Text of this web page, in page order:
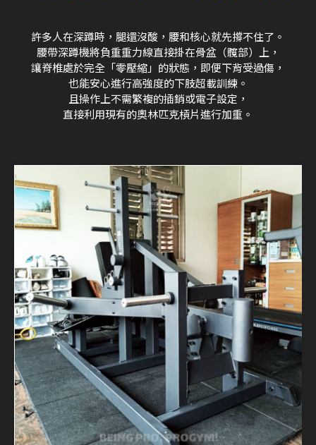
許多人在深蹲時，腿還沒酸，腰和核心就先撐不住了。
腰帶深蹲機將負重重力線直接掛在骨盆（髖部）上，
讓脊椎處於完全「零壓縮」的狀態，即便下背受過傷，
也能安心進行高強度的下肢超載訓練。
且操作上不需繁複的插銷或電子設定，
直接利用現有的奧林匹克槓片進行加重。